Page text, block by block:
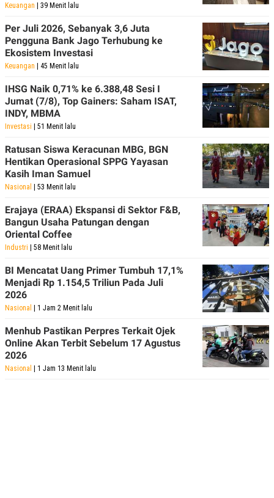
Keuangan | 39 Menit lalu
Per Juli 2026, Sebanyak 3,6 Juta
Pengguna Bank Jago Terhubung ke
Ekosistem Investasi
Keuangan | 45 Menit lalu
IHSG Naik 0,71% ke 6.388,48 Sesi I
Jumat (7/8), Top Gainers: Saham ISAT,
INDY, MBMA
Investasi | 51 Menit lalu
Ratusan Siswa Keracunan MBG, BGN
Hentikan Operasional SPPG Yayasan
Kasih Iman Samuel
Nasional | 53 Menit lalu
Erajaya (ERAA) Ekspansi di Sektor F&B,
Bangun Usaha Patungan dengan
Oriental Coffee
Industri | 58 Menit lalu
BI Mencatat Uang Primer Tumbuh 17,1%
Menjadi Rp 1.154,5 Triliun Pada Juli
2026
Nasional | 1 Jam 2 Menit lalu
Menhub Pastikan Perpres Terkait Ojek
Online Akan Terbit Sebelum 17 Agustus
2026
Nasional | 1 Jam 13 Menit lalu